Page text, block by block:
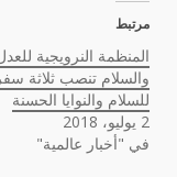
مرتبط
المنظمة النرويجية
والسلام تنصب ثلاثة
للسلام والنوايا الحسنة
2 يوليو، 2018
في "أخبار عالمية"